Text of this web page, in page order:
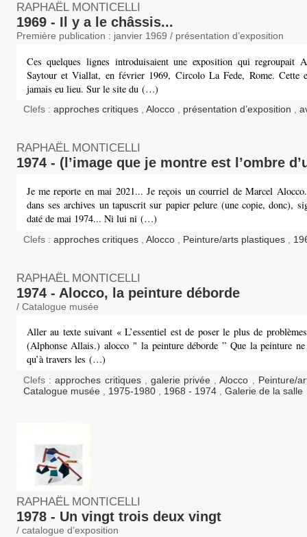
RAPHAËL MONTICELLI
1969 - Il y a le châssis...
Première publication : janvier 1969 / présentation d’exposition
Ces quelques lignes introduisaient une exposition qui regroupait
Saytour et Viallat, en février 1969, Circolo La Fede, Rome. Cette
jamais eu lieu. Sur le site du (…)
Clefs : approches critiques , Alocco , présentation d’exposition ,
RAPHAËL MONTICELLI
1974 - (l’image que je montre est l’ombre
Je me reporte en mai 2021... Je reçois un courriel de Marcel
dans ses archives un tapuscrit sur papier pelure (une copie, donc),
daté de mai 1974... Ni lui ni (…)
Clefs : approches critiques Alocco Peinture/arts plastiques
RAPHAËL MONTICELLI
1974 - Alocco, la peinture déborde
/ Catalogue musée
Aller au texte suivant « L’essentiel est de poser le plus de
(Alphonse Allais.) alocco " la peinture déborde ” Que la peinture ne
qu’à travers les (…)
Clefs : approches critiques galerie privée ,Alocco
Peinture/
Catalogue musée
1975-1980 1968 - 1974 Galerie de la salle
RAPHAËL MONTICELLI
1978 - Un vingt trois deux vingt
/ catalogue d’exposition